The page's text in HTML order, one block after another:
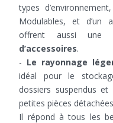
types
Modulables, et d’un
offrent aussi une
d’accessoires.
- Le rayonnage
idéal pour le
dossiers suspendus
petites pièces
Il répond à tous les